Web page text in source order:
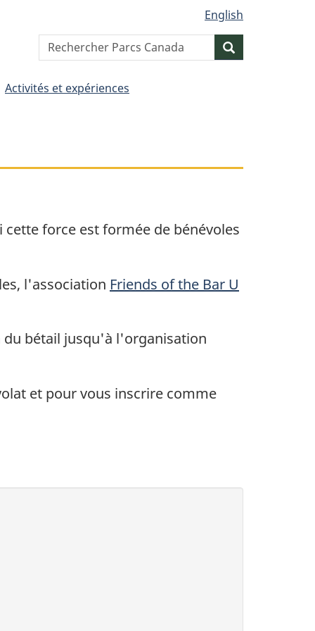
English
Search
website
Activités et expériences
force est formée de bénévoles
l'association Friends of the Bar U
du bétail jusqu'à l'organisation
et pour vous inscrire comme